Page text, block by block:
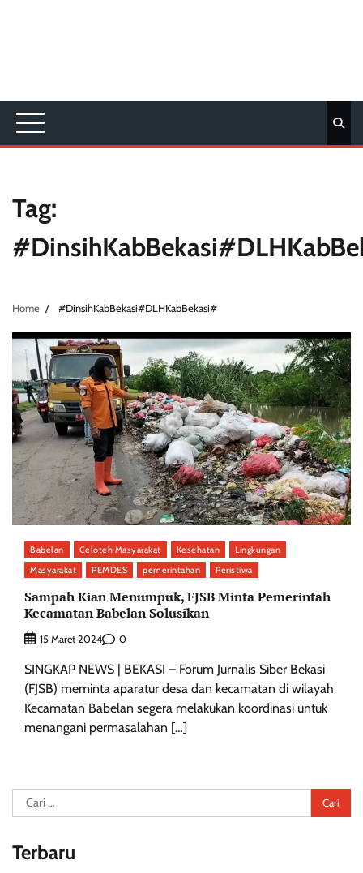
Tag:
Home #DinsihKabBekasi#DLHKabBekasi#
Babelan Celoteh Masyarakat Kesehatan
Lingkungan
Masyarakat
PEMDES pemerintahan Peristiwa
Sampah Kian Menumpuk, FJSB Minta Pemerintah
Kecamatan Babelan Solusikan
15 Maret 2024 0
SINGKAP NEWS | BEKASI – Forum Jurnalis Siber Bekasi
(FJSB) meminta aparatur desa dan kecamatan di wilayah
Kecamatan Babelan segera melakukan koordinasi untuk
menangani permasalahan […]
Cari
untuk:
Terbaru